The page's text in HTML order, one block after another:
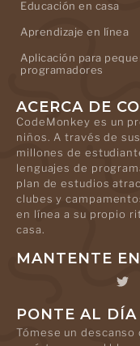
Educación en casa
Aprendizaje en línea
Aplicación para
programadores
ACERCA DE
CodeMonkey es un
niños. A través de
millones de
lenguajes de
plan de estudios
clubes y
en línea a su propio
casa.
MANTENTE
PONTE AL DÍA
Tómese un